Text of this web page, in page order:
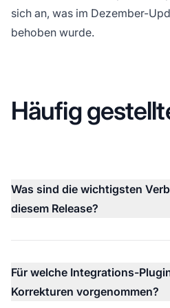
sich an, was im Dezember-
behoben wurde.
Häufig
Was sind die wichtigsten
diesem Release?
Für welche Integrations-
Korrekturen vorgenommen?